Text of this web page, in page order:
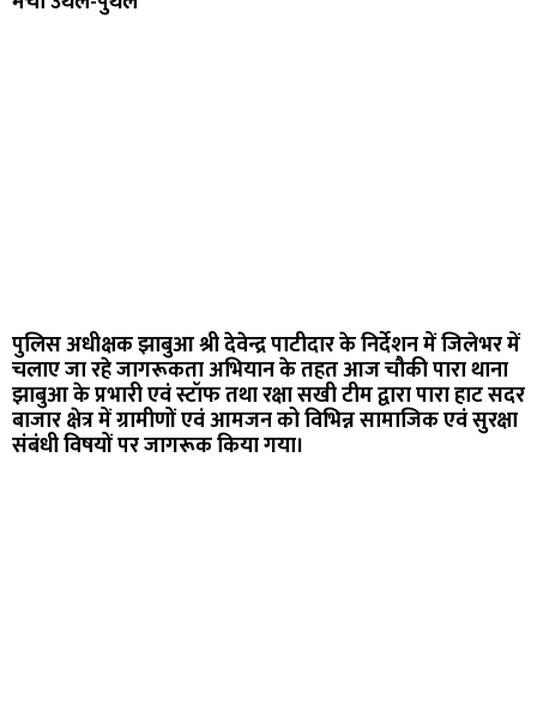
पुलिस अधीक्षक झाबुआ श्री देवेन्द्र पाटीदार के निर्देशन में जिलेभर में
चलाए जा रहे जागरूकता अभियान के तहत आज चौकी पारा थाना
झाबुआ के प्रभारी एवं स्टॉफ तथा रक्षा सखी टीम द्वारा पारा हाट सदर
बाजार क्षेत्र में ग्रामीणों एवं आमजन को विभिन्न सामाजिक एवं सुरक्षा
संबंधी विषयों पर जागरूक किया गया।